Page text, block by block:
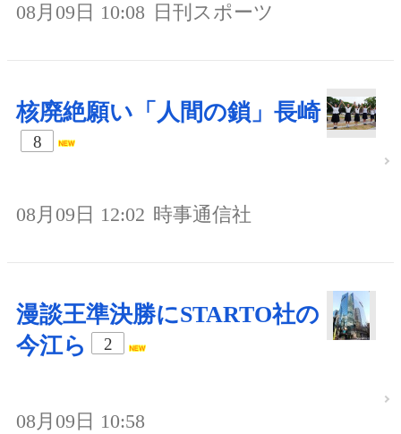
08月09日 10:08 日刊スポーツ
核廃絶願い「人間の鎖」長崎
8
08月09日 12:02 時事通信社
漫談王準決勝にSTARTO社の
今江ら
2
08月09日 10:58